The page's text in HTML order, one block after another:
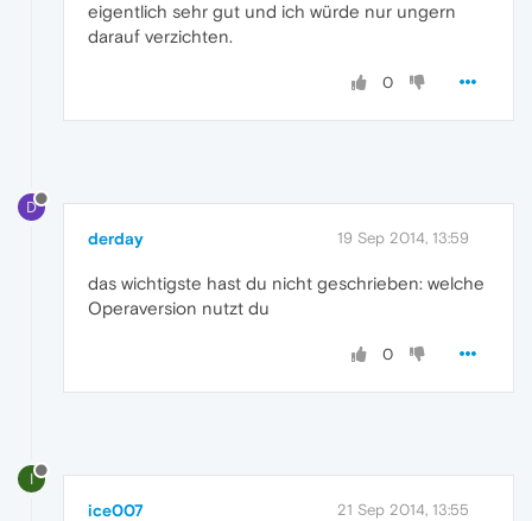
eigentlich sehr gut und ich würde nur ungern
darauf verzichten.
0
D
derday 19 Sep 2014, 13:59
das wichtigste hast du nicht geschrieben: welche
Operaversion nutzt du
0
I
ice007 21 Sep 2014, 13:55